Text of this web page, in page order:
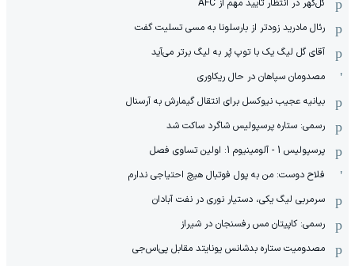
گل‌گهر در انتظار تایید مهم از ‌AFC
رئال مادرید زودتر از بارسلونا به مسی تسلیت گفت
آقای گل لیگ یک با توپ پُر به لیگ برتر می‌آید
مصدومان سپاهان در حال ریکاوری
بیانیه عجیب نیوکسل برای انتقال گیمارش به آرسنال
رسمی: ستاره پرسپولیس شاگرد ساکت شد
پرسپولیس 1 - آلومینیوم 1: اولین تساوی فصل
فلاح دوست: من به پول فوتبال هیچ احتیاجی ندارم
سرمربی لیگ یکی، دستیار نوری در نفت آبادان
رسمی: کاپیتان مس رفسنجان در شیراز
مصدومیت ستاره بدشانس یونایتد مقابل پی‌اس‌جی